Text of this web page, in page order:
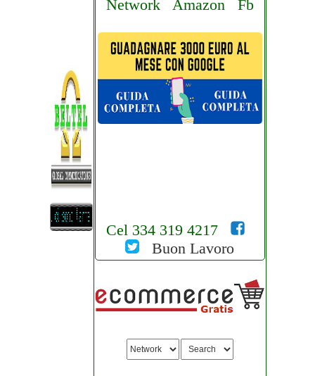
Network
Amazon Fb
Cel 334 319 4217
Buon Lavoro